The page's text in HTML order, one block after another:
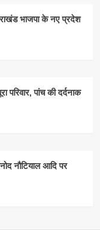
भाजपा के नए प्रदेश
पांच की दर्दनाक
नौटियाल आदि पर